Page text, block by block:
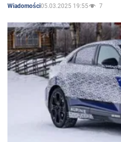
Wiadomości05.03.2025 19:55 7